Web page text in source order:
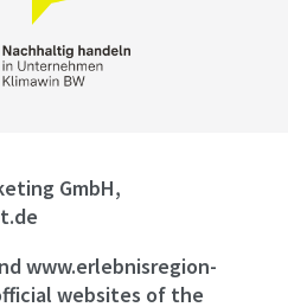
GmbH,
www.erlebnisregion-
websites of the